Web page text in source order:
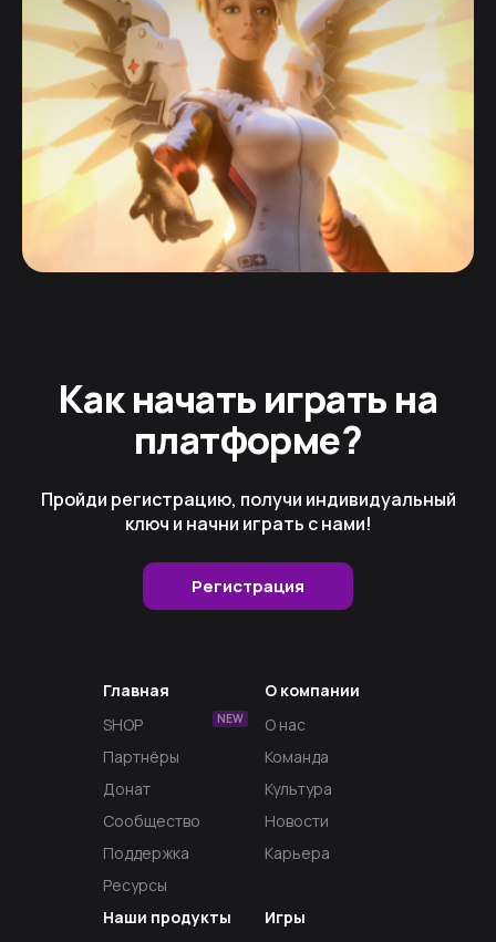
Как начать играть на
платформе?
Пройди регистрацию, получи индивидуальный
ключ и начни играть с нами!
Регистрация
Главная
SHOP
NEW
Партнёры
Донат
Сообщество
Поддержка
Ресурсы
Наши продукты
Игры
О компании
О нас
Команда
Культура
Новости
Карьера